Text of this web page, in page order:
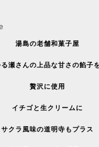
湯島の老舗和菓子屋
る瀬さんの上品な甘さの餡子
贅沢に使用
イチゴと生クリームに
サクラ風味の道明寺もプラス